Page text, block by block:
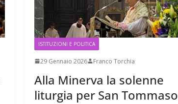
ISTITUZIONI E POLITICA
29 Gennaio 2026 Franco Torchia
Alla Minerva la solenne
liturgia per San Tommaso